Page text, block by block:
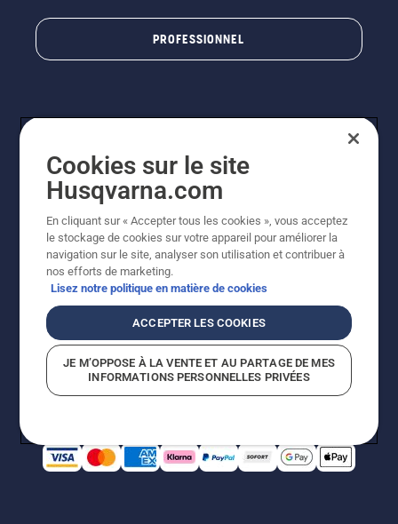
PROFESSIONNEL
© Husqvarna AB (publ). Tous droits réservés. Les prix
indiqués sont à titre indicatif de Husqvarna Schweiz AG
aux revendeurs participants, prix en CHF, TVA 8,1 % et
TAR incluses. Sous réserve de modification. Tous les
prix indiqués sont des prix de vente recommandés (TVA
incluse), sauf si le produit est disponible pour un achat
Avis de confidentialitéImpressionCGVL Shop en ligne
Signalement de violations présumées
Cookies sur le site
Husqvarna.com
En cliquant sur « Accepter tous les cookies », vous acceptez
le stockage de cookies sur votre appareil pour améliorer la
navigation sur le site, analyser son utilisation et contribuer à
nos efforts de marketing.
Lisez notre politique en matière de cookies
ACCEPTER LES COOKIES
JE M’OPPOSE À LA VENTE ET AU PARTAGE DE MES
INFORMATIONS PERSONNELLES PRIVÉES